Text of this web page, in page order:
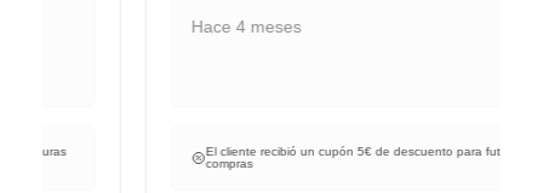
Hace 4 meses
El cliente recibió un cupón 5€ de descuento para futuras